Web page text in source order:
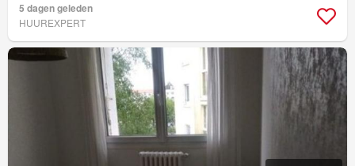
5 dagen geleden
HUUREXPERT